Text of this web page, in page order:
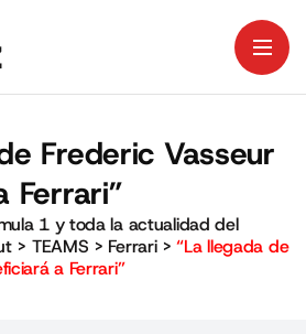
Frederic Vasseur
Ferrari”
1 y toda la actualidad del
> TEAMS > Ferrari>“La llegada de
a Ferrari”